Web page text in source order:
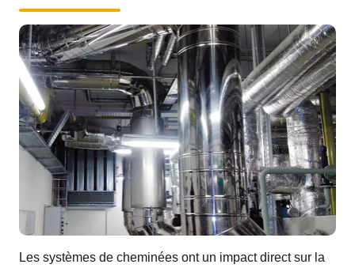
Les systèmes de cheminées ont un impact direct sur la